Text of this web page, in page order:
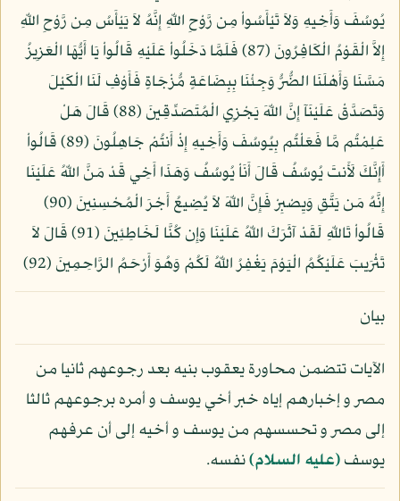
يُوسُفَ وَأَخِيهِ وَلاَ تَيْأَسُواْ مِن رَّوْحِ اللّهِ إِنَّهُ لاَ يَيْأَسُ مِن رَّوْحِ اللّهِ
إِلاَّ الْقَوْمُ الْكَافِرُونَ (87) فَلَمَّا دَخَلُواْ عَلَيْهِ قَالُواْ يَا أَيُّهَا الْعَزِيزُ
مَسَّنَا وَأَهْلَنَا الضُّرُّ وَجِئْنَا بِبِضَاعَةٍ مُّزْجَاةٍ فَأَوْفِ لَنَا الْكَيْلَ
وَتَصَدَّقْ عَلَيْنَآ إِنَّ اللّهَ يَجْزِي الْمُتَصَدِّقِينَ (88) قَالَ هَلْ
عَلِمْتُم مَّا فَعَلْتُم بِيُوسُفَ وَأَخِيهِ إِذْ أَنتُمْ جَاهِلُونَ (89) قَالُواْ
أَإِنَّكَ لَأَنتَ يُوسُفُ قَالَ أَنَاْ يُوسُفُ وَهَذَا أَخِي قَدْ مَنَّ اللّهُ عَلَيْنَا
إِنَّهُ مَن يَتَّقِ وَيِصْبِرْ فَإِنَّ اللّهَ لاَ يُضِيعُ أَجْرَ الْمُحْسِنِينَ (90)
قَالُواْ تَاللّهِ لَقَدْ آثَرَكَ اللّهُ عَلَيْنَا وَإِن كُنَّا لَخَاطِئِينَ (91) قَالَ لاَ
تَثْرَيبَ عَلَيْكُمُ الْيَوْمَ يَغْفِرُ اللّهُ لَكُمْ وَهُوَ أَرْحَمُ الرَّاحِمِينَ (92)
بيان
الآيات تتضمن محاورة يعقوب بنيه بعد رجوعهم ثانيا من
مصر و إخبارهم إياه خبر أخي يوسف و أمره برجوعهم ثالثا
إلى مصر و تحسسهم من يوسف و أخيه إلى أن عرفهم
يوسف(عليه السلام)نفسه.